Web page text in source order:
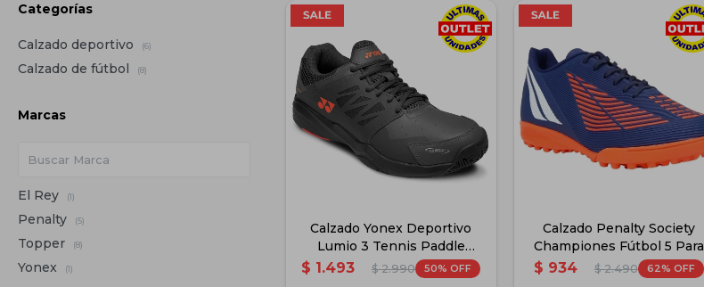
Calzado Yonex Deportivo
Lumio 3 Tennis Paddle
Adulto - Gris
$ 1.493 $ 2.990 50
Calzado Penalty Society
Championes Fútbol 5 Para
Niños - Azul
$ 934 $ 2.490 62
Categorías
Calzado deportivo (6)
Calzado de fútbol (8)
Marcas
El Rey (1)
Penalty (5)
Topper (8)
Yonex (1)